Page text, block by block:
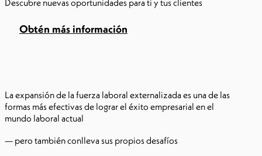
Descubre nuevas oportunidades para ti y tus clientes
Obtén más información
La expansión de la fuerza laboral externalizada es una de las
formas más efectivas de lograr el éxito empresarial en el
mundo laboral actual
— pero también conlleva sus propios desafíos